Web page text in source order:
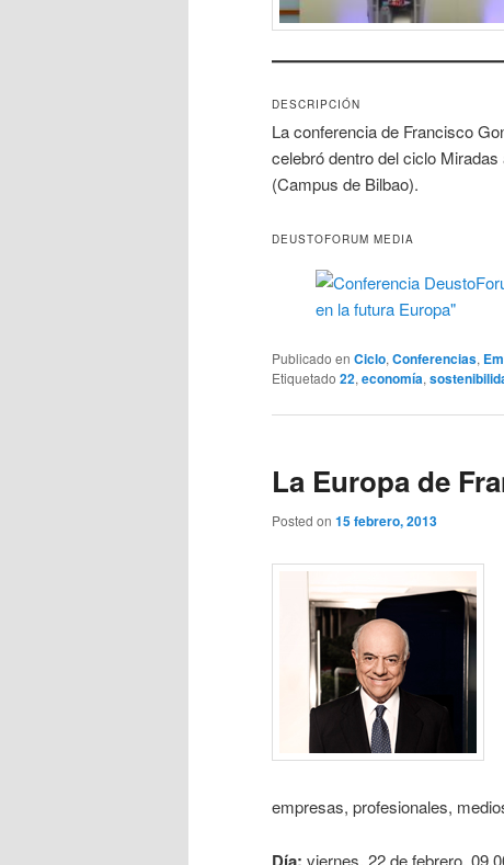
DESCRIPCIÓN
La conferencia de Francisco
celebró dentro del ciclo
(Campus de Bilbao).
DEUSTOFORUM MEDIA
Publicado en Ciclo, Conferencias,
Etiquetado 22, economía,
La Europa de
Posted on 15 febrero, 2013
empresas, profesionales,
viernes, 22 de febrero.